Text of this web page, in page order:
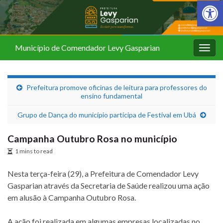
Barra de
Município de Comendador Levy Gasparian
Prefeitura promove oficinas de leitura para professores do
ensino fundamental
Grupo de Dança do município participa de Festival em Ubá
Campanha Outubro Rosa no município
1 mins to read
Nesta terça-feira (29), a Prefeitura de Comendador Levy
Gasparian através da Secretaria de Saúde realizou uma ação
em alusão à Campanha Outubro Rosa.
A ação foi realizada em algumas empresas localizadas no